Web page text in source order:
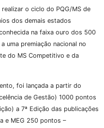
o ciclo do PQG/MS de
dos demais estados
na faixa ouro dos 500
uma premiação nacional no
do MS Competitivo e da
foi lançada a partir do
de Gestão) 1000 pontos
a 7ª Edição das publicações
e MEG 250 pontos –